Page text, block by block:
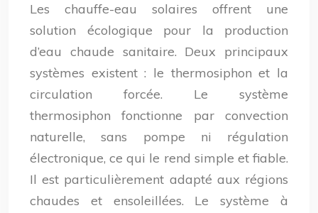
Les chauffe-eau solaires offrent une
solution écologique pour la production
d’eau chaude sanitaire. Deux principaux
systèmes existent : le thermosiphon et la
circulation forcée. Le système
thermosiphon fonctionne par convection
naturelle, sans pompe ni régulation
électronique, ce qui le rend simple et fiable.
Il est particulièrement adapté aux régions
chaudes et ensoleillées. Le système à